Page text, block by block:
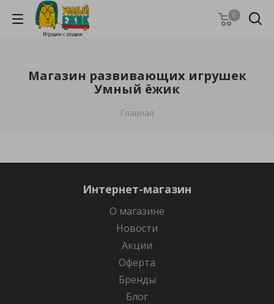
0
Магазин развивающих игрушек
Умный ёжик
Главная
Интернет-магазин
О магазине
Новости
Акции
Оферта
Бренды
Блог